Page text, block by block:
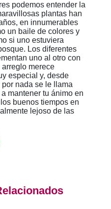
podemos entender la
plantas han
en innumerables
un baile de colores y
si uno estuviera
Los diferentes
uno al otro con
merece
especial y, desde
nada se le llama
mantener tu ánimo en
buenos tiempos en
lejoso de las